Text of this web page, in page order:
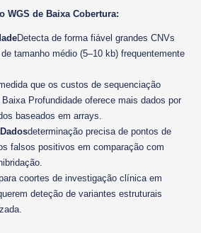
WGS de Baixa Cobertura:
Detecta de forma fiável grandes CNVs
tamanho médio (5–10 kb) frequentemente
que os custos de sequenciação
Profundidade oferece mais dados por
baseados em arrays.
determinação precisa de pontos de
falsos positivos em comparação com
coortes de investigação clínica em
deteção de variantes estruturais